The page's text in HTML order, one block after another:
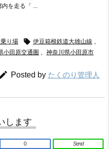
を走る「 ...
り場  伊豆箱根鉄道大雄山線
小田原交通圏
神奈川県小田原市
Posted by たくのり管理人
します
0 Send